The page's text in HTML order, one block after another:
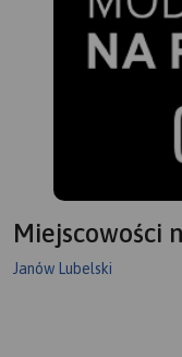
Miejscowości
Janów Lubelski